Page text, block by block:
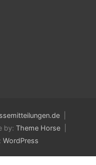
by: Theme Horse
WordPress